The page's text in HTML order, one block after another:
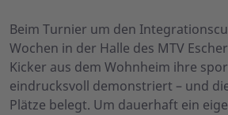
Beim Turnier um den
Wochen in der Halle des MTV
Kicker aus dem Wohnheim ihre
eindrucksvoll demonstriert – und
Plätze belegt. Um dauerhaft ein